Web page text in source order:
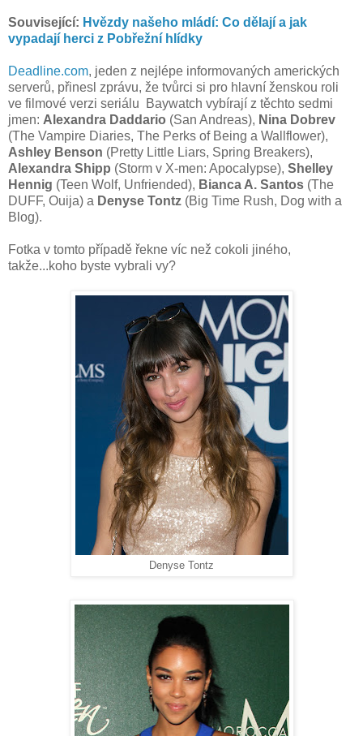
Související: Hvězdy našeho mládí: Co dělají a jak
vypadají herci z Pobřežní hlídky
Deadline.com, jeden z nejlépe informovaných amerických
serverů, přinesl zprávu, že tvůrci si pro hlavní ženskou roli
ve filmové verzi seriálu Baywatch vybírají z těchto sedmi
jmen: Alexandra Daddario (San Andreas), Nina Dobrev
(The Vampire Diaries, The Perks of Being a Wallflower),
Ashley Benson (Pretty Little Liars, Spring Breakers),
Alexandra Shipp (Storm v X-men: Apocalypse), Shelley
Hennig (Teen Wolf, Unfriended), Bianca A. Santos (The
DUFF, Ouija) a Denyse Tontz (Big Time Rush, Dog with a
Blog).
Fotka v tomto případě řekne víc než cokoli jiného,
takže...koho byste vybrali vy?
Denyse Tontz